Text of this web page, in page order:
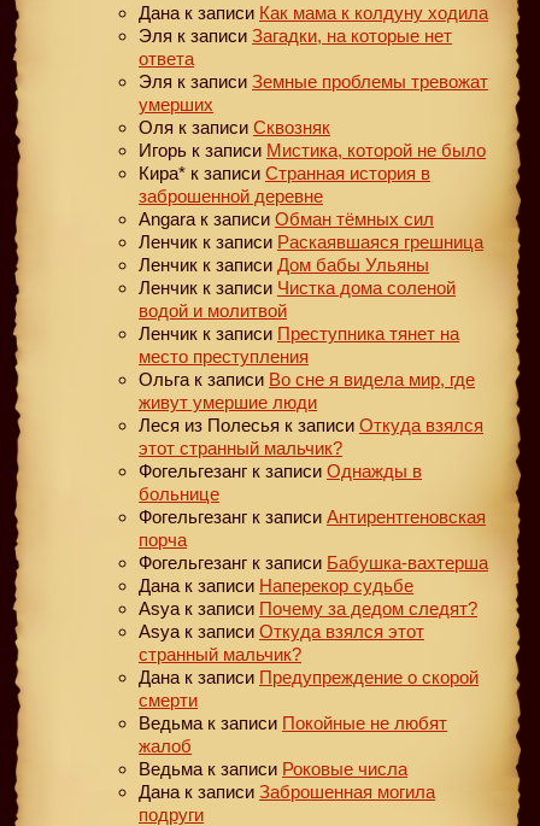
Дана к записи Как мама к колдуну ходила
Эля к записи Загадки, на которые нет
ответа
Эля к записи Земные проблемы тревожат
умерших
Оля к записи Сквозняк
Игорь к записи Мистика, которой не было
Кира* к записи Странная история в
заброшенной деревне
Angara к записи Обман тёмных сил
Ленчик к записи Раскаявшаяся грешница
Ленчик к записи Дом бабы Ульяны
Ленчик к записи Чистка дома соленой
водой и молитвой
Ленчик к записи Преступника тянет на
место преступления
Ольга к записи Во сне я видела мир, где
живут умершие люди
Леся из Полесья к записи Откуда взялся
этот странный мальчик?
Фогельгезанг к записи Однажды в
больнице
Фогельгезанг к записи Антирентгеновская
порча
Фогельгезанг к записи Бабушка-вахтерша
Дана к записи Наперекор судьбе
Asya к записи Почему за дедом следят?
Asya к записи Откуда взялся этот
странный мальчик?
Дана к записи Предупреждение о скорой
смерти
Ведьма к записи Покойные не любят
жалоб
Ведьма к записи Роковые числа
Дана к записи Заброшенная могила
подруги